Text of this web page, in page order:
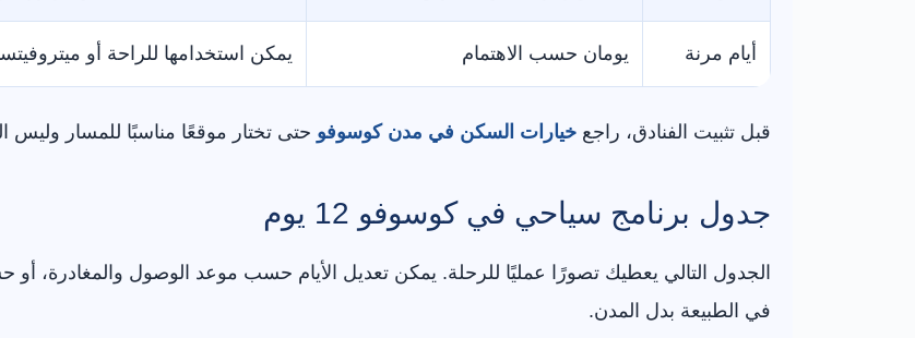
أيام مرنة يومان حسب الاهتمام يمكن استخدامها للراحة أو
قبل تثبيت الفنادق، راجع خيارات السكن في مدن كوسوفو حتى تختار موقعًا مناسبًا للمسار
جدول برنامج سياحي في كوسوفو 12 يوم
الجدول التالي يعطيك تصورًا عمليًا للرحلة. يمكن تعديل الأيام حسب موعد الوصول
في الطبيعة بدل المدن.